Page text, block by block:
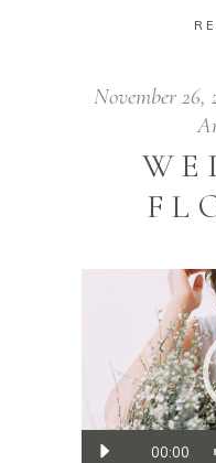
November 26,
00:00